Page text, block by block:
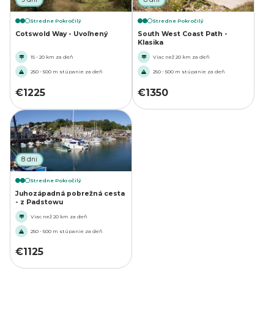
Stredne Pokročilý
Cotswold Way - Uvoľnený
15 - 20 km za deň
250 - 500 m stúpanie za deň
€1225
Stredne Pokročilý
South West Coast Path -
Klasika
Viac než 20 km za deň
250 - 500 m stúpanie za deň
€1350
8 dni
Stredne Pokročilý
Juhozápadná pobrežná cesta
- z Padstowu
Viac než 20 km za deň
250 - 500 m stúpanie za deň
€1125